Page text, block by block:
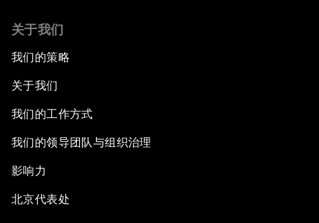
关于我们
我们的策略
关于我们
我们的工作方式
我们的领导团队与组织治理
影响力
北京代表处